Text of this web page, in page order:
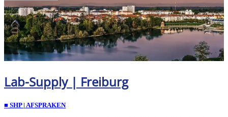
Lab-Supply | Freiburg
■ SHP | AFSPRAKEN